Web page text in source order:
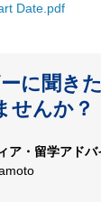
Date.pdf
に聞き
せんか？
ア・留学アドバ